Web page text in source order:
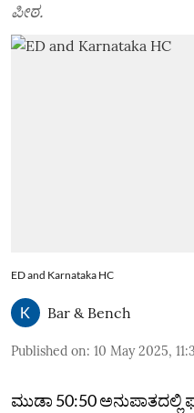
ಪೀಠ.
ED and Karnataka HC
Bar & Bench
Published on: 10 May 2025,
ಮುಡಾ 50:50